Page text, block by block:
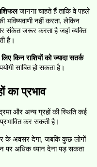
जानना चाहते हैं ताकि वे पहले
भविष्यवाणी नहीं करता, लेकिन
संकेत जरूर करता है जहां व्यक्ति
है।
किन राशियों को ज्यादा सतर्क
साबित हो सकता है।
का प्रभाव
और अन्य ग्रहों की स्थिति कई
कर सकती है।
के अवसर देगा, जबकि कुछ लोगों
पर अधिक ध्यान देना पड़ सकता